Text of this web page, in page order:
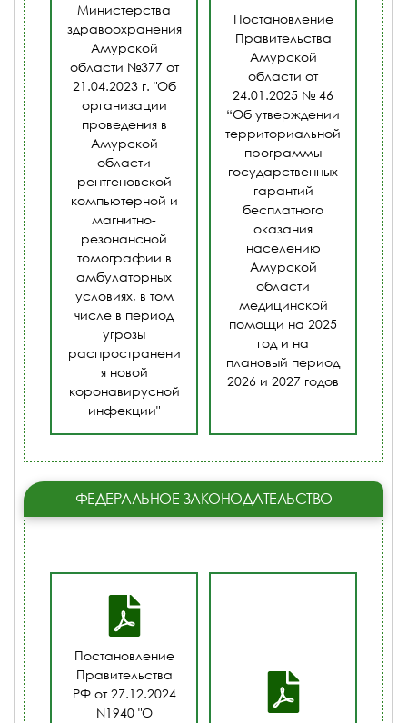
Министерства
здравоохранения
Амурской
области №377 от
21.04.2023 г. "Об
организации
проведения в
Амурской
области
рентгеновской
компьютерной и
магнитно-
резонансной
томографии в
амбулаторных
условиях, в том
числе в период
угрозы
распространени
я новой
коронавирусной
инфекции"
Постановление
Правительства
Амурской
области от
24.01.2025 № 46
“Об утверждении
территориальной
программы
государственных
гарантий
бесплатного
оказания
населению
Амурской
области
медицинской
помощи на 2025
год и на
плановый период
2026 и 2027 годов
ФЕДЕРАЛЬНОЕ ЗАКОНОДАТЕЛЬСТВО
Постановление
Правительства
РФ от 27.12.2024
N1940 "О